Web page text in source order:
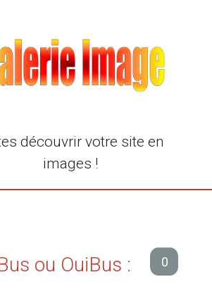
découvrir votre site en
images !
ou OuiBus :
0